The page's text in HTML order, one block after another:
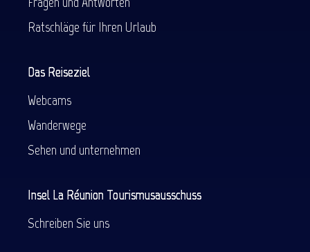
Ratschläge für Ihren Urlaub
Das Reiseziel
Webcams
Wanderwege
Sehen und unternehmen
Insel La Réunion Tourismusausschuss
Schreiben Sie uns